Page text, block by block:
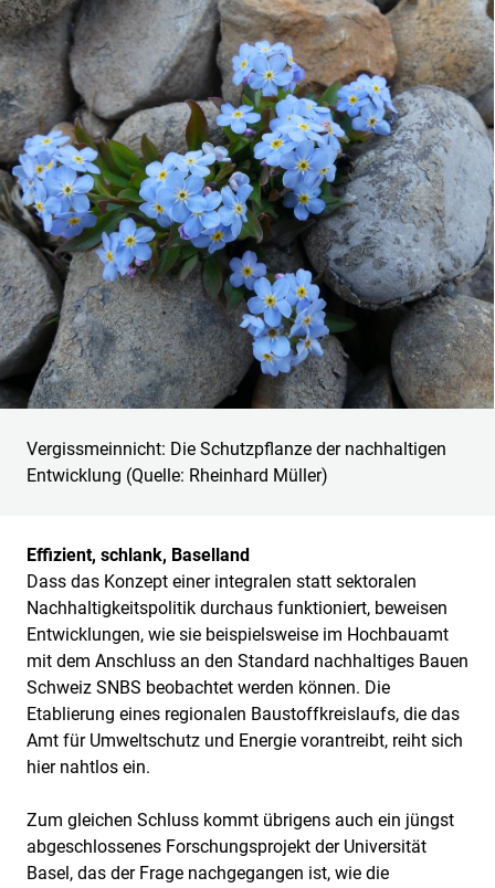
Vergissmeinnicht: Die Schutzpflanze der nachhaltigen
Entwicklung (Quelle: Rheinhard Müller)
Effizient, schlank, Baselland
Dass das Konzept einer integralen statt sektoralen
Nachhaltigkeitspolitik durchaus funktioniert, beweisen
Entwicklungen, wie sie beispielsweise im Hochbauamt
mit dem Anschluss an den Standard nachhaltiges Bauen
Schweiz SNBS beobachtet werden können. Die
Etablierung eines regionalen Baustoffkreislaufs, die das
Amt für Umweltschutz und Energie vorantreibt, reiht sich
hier nahtlos ein.
Zum gleichen Schluss kommt übrigens auch ein jüngst
abgeschlossenes Forschungsprojekt der Universität
Basel, das der Frage nachgegangen ist, wie die